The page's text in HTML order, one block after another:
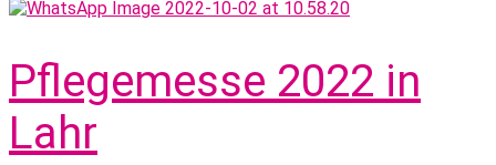
Pflegemesse 2022 in
Lahr